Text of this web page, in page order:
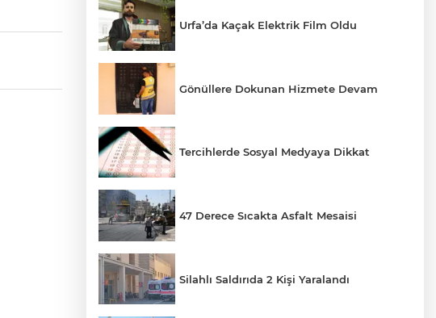
Urfa’da Kaçak Elektrik Film Oldu
Gönüllere Dokunan Hizmete Devam
Tercihlerde Sosyal Medyaya Dikkat
47 Derece Sıcakta Asfalt Mesaisi
Silahlı Saldırıda 2 Kişi Yaralandı